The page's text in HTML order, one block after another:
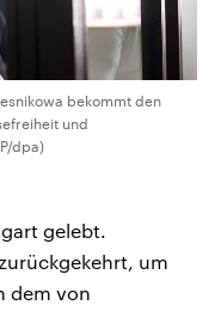
bekommt den
und
dpa)
gelebt.
um
dem von